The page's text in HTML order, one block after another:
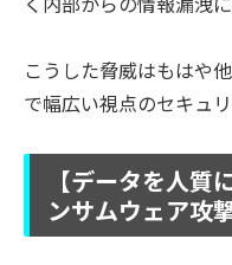
こうした脅威はもはや
で幅広い視点のセキュ
【データを人質
ンサムウェア攻